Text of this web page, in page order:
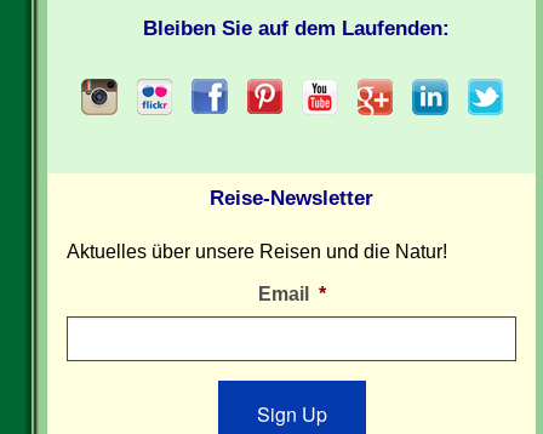
Bleiben Sie auf dem Laufenden:
Reise-Newsletter
Aktuelles über unsere Reisen und die Natur!
Email *
Sign Up